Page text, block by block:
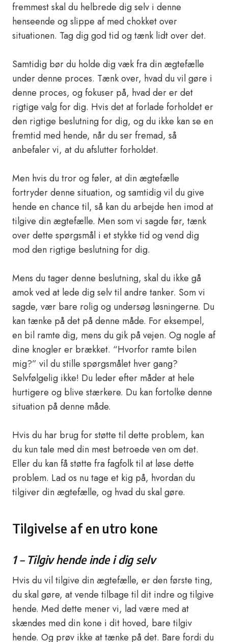
fremmest skal du helbrede dig selv i denne
henseende og slippe af med chokket over
situationen. Tag dig god tid og tænk lidt over det.
Samtidig bør du holde dig væk fra din ægtefælle
under denne proces. Tænk over, hvad du vil gøre i
denne proces, og fokuser på, hvad der er det
rigtige valg for dig. Hvis det at forlade forholdet er
den rigtige beslutning for dig, og du ikke kan se en
fremtid med hende, når du ser fremad, så
anbefaler vi, at du afslutter forholdet.
Men hvis du tror og føler, at din ægtefælle
fortryder denne situation, og samtidig vil du give
hende en chance til, så kan du arbejde hen imod at
tilgive din ægtefælle. Men som vi sagde før, tænk
over dette spørgsmål i et stykke tid og vend dig
mod den rigtige beslutning for dig.
Mens du tager denne beslutning, skal du ikke gå
amok ved at lede dig selv til andre tanker. Som vi
sagde, vær bare rolig og undersøg løsningerne. Du
kan tænke på det på denne måde. For eksempel,
en bil ramte dig, mens du gik på vejen. Og nogle af
dine knogler er brækket. “Hvorfor ramte bilen
mig?” vil du stille spørgsmålet hver gang?
Selvfølgelig ikke! Du leder efter måder at hele
hurtigere og blive stærkere. Du kan fortolke denne
situation på denne måde.
Hvis du har brug for støtte til dette problem, kan
du kun tale med din mest betroede ven om det.
Eller du kan få støtte fra fagfolk til at løse dette
problem. Lad os nu tage et kig på, hvordan du
tilgiver din ægtefælle, og hvad du skal gøre.
Tilgivelse af en utro kone
1 – Tilgiv hende inde i dig selv
Hvis du vil tilgive din ægtefælle, er den første ting,
du skal gøre, at vende tilbage til dit indre og tilgive
hende. Med dette mener vi, lad være med at
skændes med din kone i dit hoved, bare tilgiv
hende. Og prøv ikke at tænke på det. Bare fordi du